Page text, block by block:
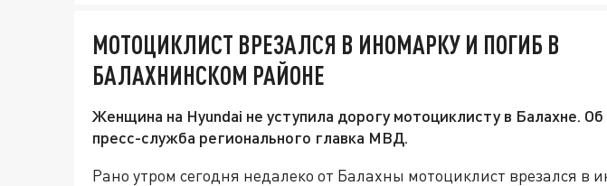
МОТОЦИКЛИСТ ВРЕЗАЛСЯ В ИНОМАРКУ И ПОГИБ В
БАЛАХНИНСКОМ РАЙОНЕ
Женщина на Hyundai не уступила дорогу мотоциклисту в Балахне.
пресс-служба регионального главка МВД.
Рано утром сегодня недалеко от Балахны мотоциклист врезался в